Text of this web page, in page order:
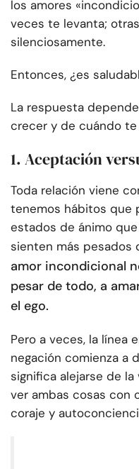
los amores
veces te levanta;
silenciosamente.
Entonces, ¿es
La respuesta
crecer y de cuándo
1. Aceptación
Toda relación viene
tenemos hábitos que
estados de ánimo
sienten más pesados
amor incondicional
pesar de todo, a
el ego.
Pero a veces, la línea
negación comienza a
significa alejarse de
ver ambas cosas con
coraje y